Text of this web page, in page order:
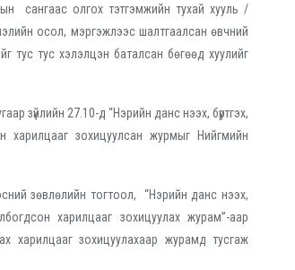
сангаас олгох тэтгэмжийн тухай хууль /
осол, мэргэжлээс шалтгаалсан өвчний
тус тус хэлэлцэн баталсан бөгөөд хуулийг
зүйлийн 27.10-д “Нэрийн данс нээх, бүртгэх,
харилцааг зохицуулсан журмыг Нийгмийн
зөвлөлийн тогтоол, “Нэрийн данс нээх,
харилцааг зохицуулах журам”-аар
харилцааг зохицуулахаар журамд тусгаж